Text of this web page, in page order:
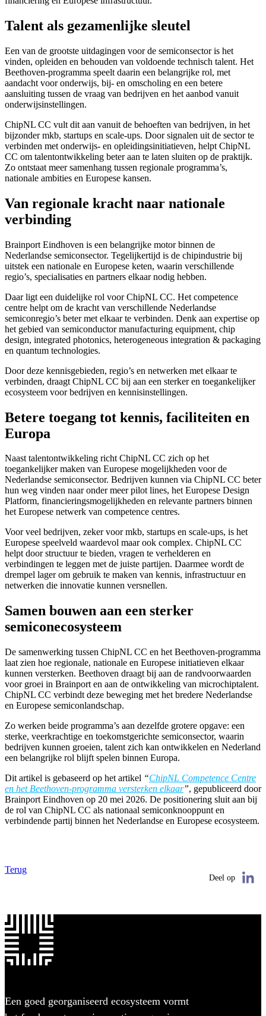
Talent als gezamenlijke sleutel
Een van de grootste uitdagingen voor de semiconsector is het
vinden, opleiden en behouden van voldoende technisch talent. Het
Beethoven-programma speelt daarin een belangrijke rol, met
aandacht voor onderwijs, bij- en omscholing en een betere
aansluiting tussen de vraag van bedrijven en het aanbod vanuit
onderwijsinstellingen.
ChipNL CC vult dit aan vanuit de behoeften van bedrijven, in het
bijzonder mkb, startups en scale-ups. Door signalen uit de sector te
verbinden met onderwijs- en opleidingsinitiatieven, helpt ChipNL
CC om talentontwikkeling beter aan te laten sluiten op de praktijk.
Zo ontstaat meer samenhang tussen regionale programma’s,
nationale ambities en Europese kansen.
Van regionale kracht naar nationale
verbinding
Brainport Eindhoven is een belangrijke motor binnen de
Nederlandse semiconsector. Tegelijkertijd is de chipindustrie bij
uitstek een nationale en Europese keten, waarin verschillende
regio’s, specialisaties en partners elkaar nodig hebben.
Daar ligt een duidelijke rol voor ChipNL CC. Het competence
centre helpt om de kracht van verschillende Nederlandse
semiconregio’s beter met elkaar te verbinden. Denk aan expertise op
het gebied van semiconductor manufacturing equipment, chip
design, integrated photonics, heterogeneous integration & packaging
en quantum technologies.
Door deze kennisgebieden, regio’s en netwerken met elkaar te
verbinden, draagt ChipNL CC bij aan een sterker en toegankelijker
ecosysteem voor bedrijven en kennisinstellingen.
Betere toegang tot kennis, faciliteiten en
Europa
Naast talentontwikkeling richt ChipNL CC zich op het
toegankelijker maken van Europese mogelijkheden voor de
Nederlandse semiconsector. Bedrijven kunnen via ChipNL CC beter
hun weg vinden naar onder meer pilot lines, het Europese Design
Platform, financieringsmogelijkheden en relevante partners binnen
het Europese netwerk van competence centres.
Voor veel bedrijven, zeker voor mkb, startups en scale-ups, is het
Europese speelveld waardevol maar ook complex. ChipNL CC
helpt door structuur te bieden, vragen te verhelderen en
verbindingen te leggen met de juiste partijen. Daarmee wordt de
drempel lager om gebruik te maken van kennis, infrastructuur en
netwerken die innovatie kunnen versnellen.
Samen bouwen aan een sterker
semiconecosysteem
De samenwerking tussen ChipNL CC en het Beethoven-programma
laat zien hoe regionale, nationale en Europese initiatieven elkaar
kunnen versterken. Beethoven draagt bij aan de randvoorwaarden
voor groei in Brainport en aan de ontwikkeling van microchiptalent.
ChipNL CC verbindt deze beweging met het bredere Nederlandse
en Europese semiconlandschap.
Zo werken beide programma’s aan dezelfde grotere opgave: een
sterke, veerkrachtige en toekomstgerichte semiconsector, waarin
bedrijven kunnen groeien, talent zich kan ontwikkelen en Nederland
een belangrijke rol blijft spelen binnen Europa.
Dit artikel is gebaseerd op het artikel “ChipNL Competence Centre
en het Beethoven-programma versterken elkaar”, gepubliceerd door
Brainport Eindhoven op 20 mei 2026. De positionering sluit aan bij
de rol van ChipNL CC als nationaal semiconknooppunt en
verbindende partij binnen het Nederlandse en Europese ecosysteem.
Terug
Deel op
Een goed georganiseerd ecosysteem vormt